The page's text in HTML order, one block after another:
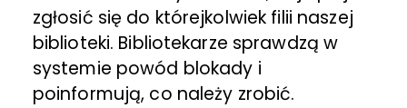
zgłosić się do którejkolwiek filii naszej
biblioteki. Bibliotekarze sprawdzą w
systemie powód blokady i
poinformują, co należy zrobić.